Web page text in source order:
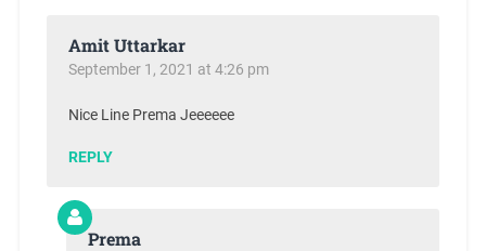
Amit Uttarkar
September 1, 2021 at 4:26 pm
Nice Line Prema Jeeeeee
REPLY
Prema